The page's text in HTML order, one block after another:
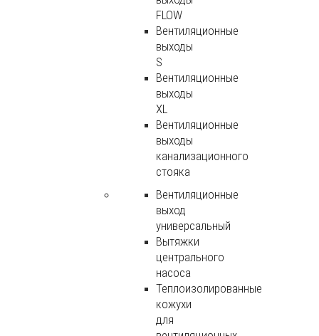
FLOW
Вентиляционные
выходы
S
Вентиляционные
выходы
XL
Вентиляционные
выходы
канализационного
стояка
Вентиляционные
выход
универсальный
Вытяжки
центрального
насоса
Теплоизолированные
кожухи
для